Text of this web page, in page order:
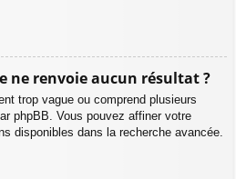
ne renvoie aucun résultat ?
trop vague ou comprend plusieurs
phpBB. Vous pouvez affiner votre
disponibles dans la recherche avancée.